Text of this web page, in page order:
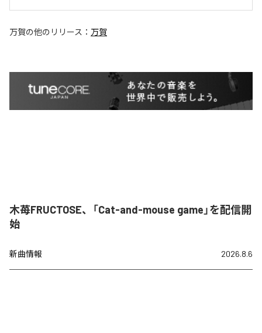
万賀の他のリリース： 万賀
木苺FRUCTOSE、「Cat-and-mouse game」を配信開
始
新曲情報 2026.8.6